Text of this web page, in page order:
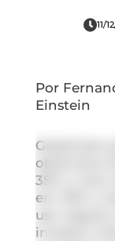
11/
Por
Einstein
Gestantes
obstrutiva
35% o
em 30% o
uso regular
invasivo